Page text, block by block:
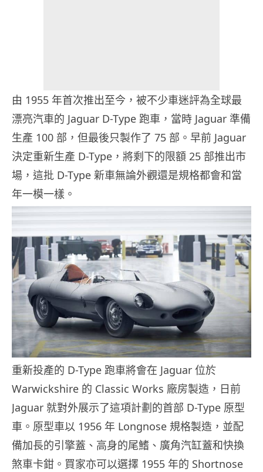
由 1955 年首次推出至今，被不少車迷評為全球最
漂亮汽車的 Jaguar D-Type 跑車，當時 Jaguar 準備
生產 100 部，但最後只製作了 75 部。早前 Jaguar
決定重新生產 D-Type，將剩下的限額 25 部推出市
場，這批 D-Type 新車無論外觀還是規格都會和當
年一模一樣。
重新投產的 D-Type 跑車將會在 Jaguar 位於
Warwickshire 的 Classic Works 廠房製造，日前
Jaguar 就對外展示了這項計劃的首部 D-Type 原型
車。原型車以 1956 年 Longnose 規格製造，並配
備加長的引擎蓋、高身的尾鰭、廣角汽缸蓋和快換
煞車卡鉗。買家亦可以選擇 1955 年的 Shortnose